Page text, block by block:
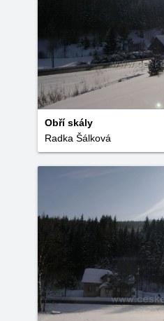
Obří skály
Radka Šálková